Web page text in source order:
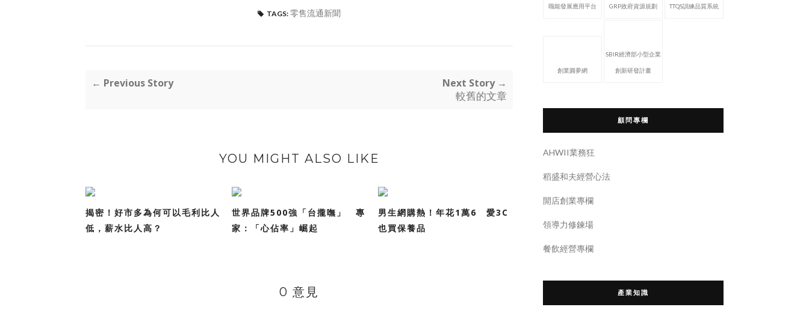
TAGS: 零售流通新聞
← Previous Story Next Story →
較舊的文章
YOU MIGHT ALSO LIKE
揭密！好市多為何可以毛利比人
低，薪水比人高？
世界品牌500強「台攏嘸」 專
家：「心佔率」崛起
男生網購熱！年花1萬6 愛3C
也買保養品
0 意見
職能發展應用平台 GRP政府資源規劃 TTQS訓練品質系統
創業圓夢網
SBIR經濟部小型企業
創新研發計畫
顧問專欄
AHWII業務狂
稻盛和夫經營心法
開店創業專欄
領導力修鍊場
餐飲經營專欄
產業知識